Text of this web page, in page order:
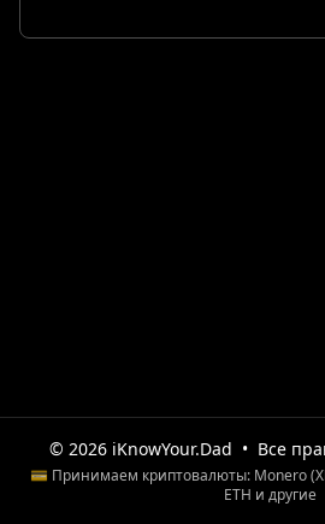
© 2026 iKnowYour.Dad • Все
💳 Принимаем криптовалюты: Monero
ETH и другие